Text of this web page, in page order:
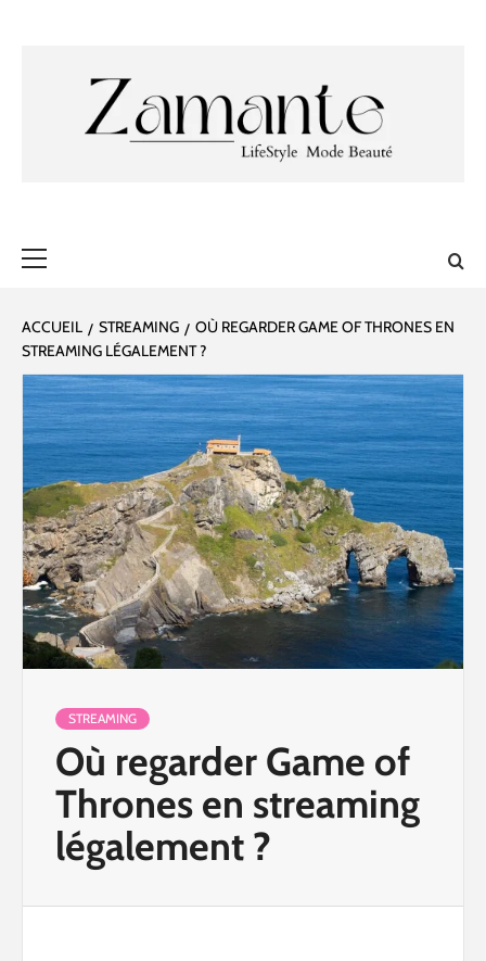
ACCUEIL STREAMING
OÙ REGARDER GAME OF THRONES EN
STREAMING LÉGALEMENT ?
STREAMING
Où regarder Game of
Thrones en streaming
légalement ?